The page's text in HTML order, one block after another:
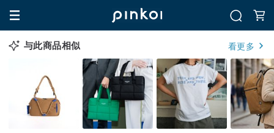
与此商品相似 看更多